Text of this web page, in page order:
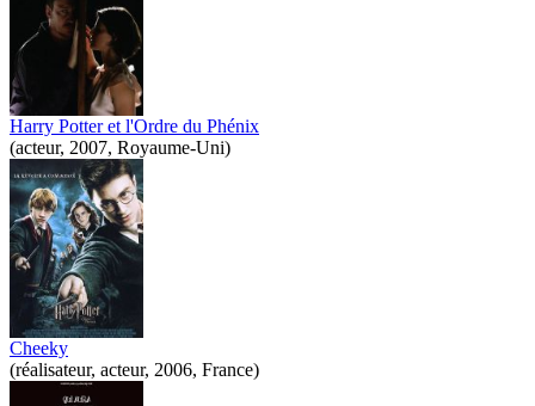
Harry Potter et l'Ordre du Phénix
(acteur, 2007, Royaume-Uni)
Cheeky
(réalisateur, acteur, 2006, France)